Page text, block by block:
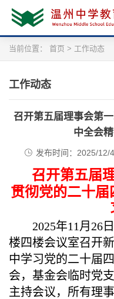
当前位置： 首页 > 工作动态
工作动态
召开第五届理事会第
中全会
发布时间：2025/12/
召开第五届
贯彻党的二十
2025年11月 26
楼四楼会议室召开
中学习党的二十届
会， 基金会临时党
主持会议，所有理